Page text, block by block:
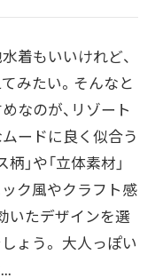
着もいいけれど、
みたい。そんなと
なのが、リゾート
ードに良く似合う
柄」や「立体素材」
ク風やクラフト感
いたデザインを選
ょう。 大人っぽい